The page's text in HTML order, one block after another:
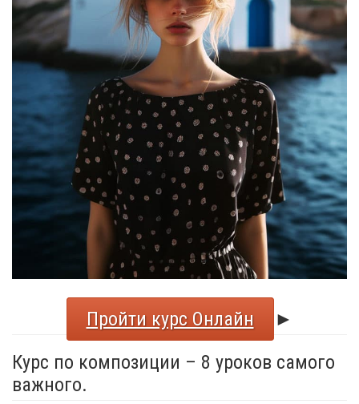
Пройти курс Онлайн
►
Курс по композиции – 8 уроков самого
важного.